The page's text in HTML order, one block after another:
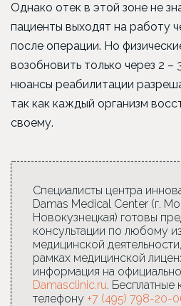
Однако отек в этой зоне не
пациенты выходят на работу
после операции. Но
возобновить только через 2 –
нюансы реабилитации
так как каждый организм
своему.
Специалисты центра
Damas Medical Center (г.
Новокузнецкая) готовы
консультации по любому
медицинской
рамках медицинской
информация на
Damasclinic.ru. Бесплатные
телефону +7 (495) 798-20-